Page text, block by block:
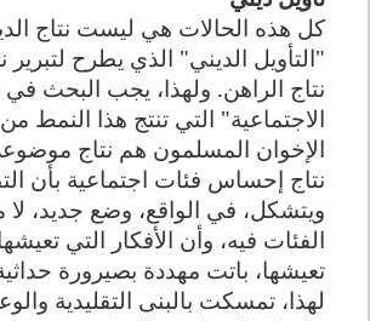
كل هذه الحالات هي ليست نتاج
"التأويل الديني" الذي يطرح لتبرير
نتاج الراهن. ولهذا، يجب البحث في
الاجتماعية" التي تنتج هذا النمط
الإخوان المسلمون هم نتاج
نتاج إحساس فئات اجتماعية بأن
ويتشكل، في الواقع، وضع جديد، لا
الفئات فيه، وأن الأفكار التي
تعيشها، باتت مهددة بصيرورة
لهذا، تمسكت بالبنى التقليدية